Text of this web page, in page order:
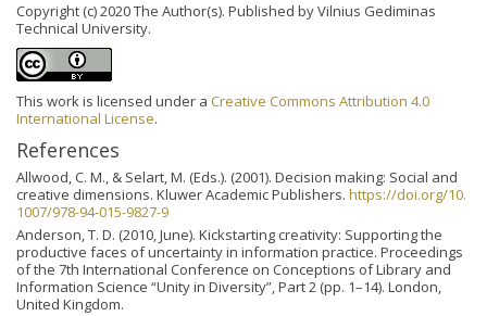
Copyright (c) 2020 The Author(s). Published by Vilnius Gediminas
Technical University.
This work is licensed under a Creative Commons Attribution 4.0
International License.
References
Allwood, C. M., & Selart, M. (Eds.). (2001). Decision making: Social and
creative dimensions. Kluwer Academic Publishers. https://doi.org/10.
1007/978-94-015-9827-9
Anderson, T. D. (2010, June). Kickstarting creativity: Supporting the
productive faces of uncertainty in information practice. Proceedings
of the 7th International Conference on Conceptions of Library and
Information Science “Unity in Diversity”, Part 2 (pp. 1–14). London,
United Kingdom.